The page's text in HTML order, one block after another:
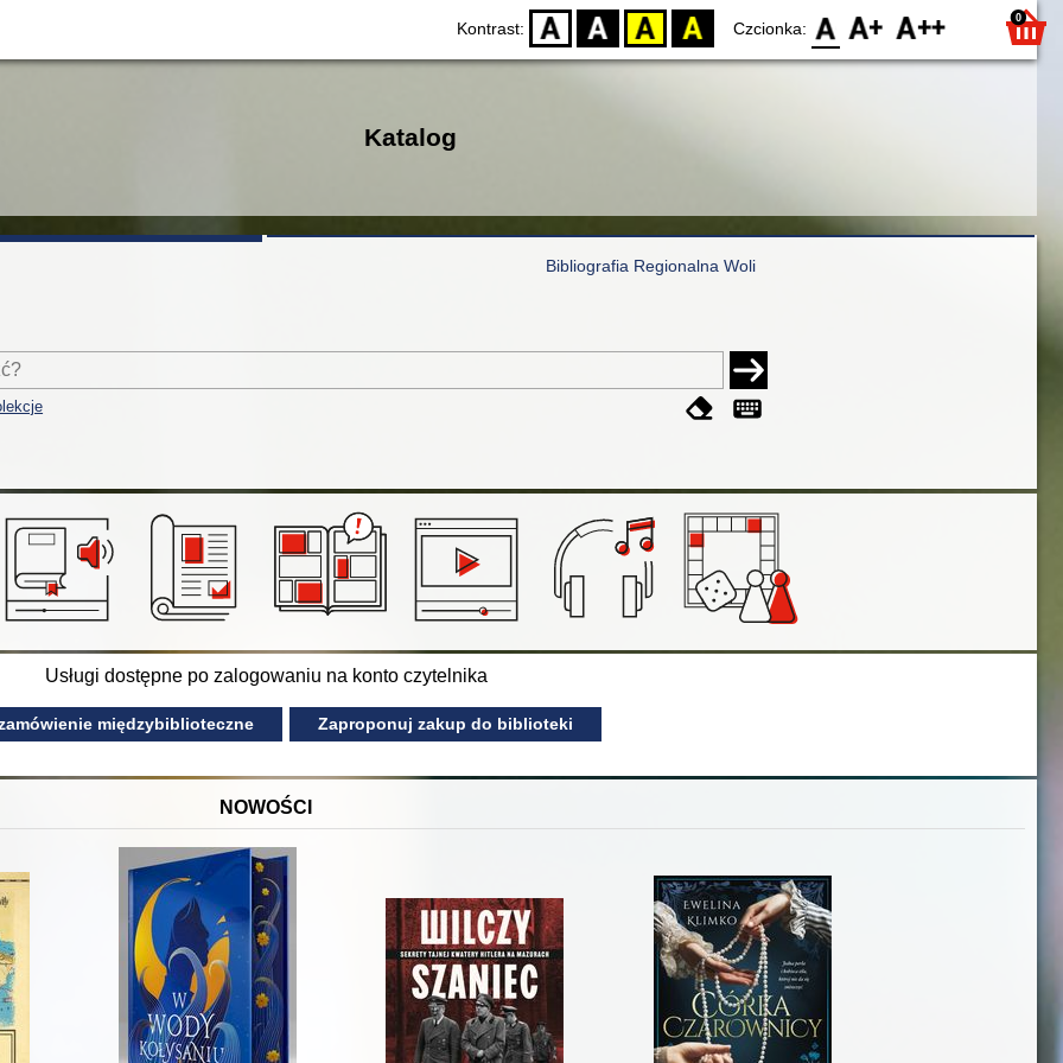
Kontrast: D BW YB BY Czcionka: F0 F1 F2 0
Katalog
Bibliografia Regionalna Woli
Usługi dostępne po zalogowaniu na konto czytelnika
międzybiblioteczne Zaproponuj zakup do biblioteki
NOWOŚCI